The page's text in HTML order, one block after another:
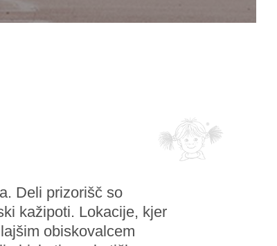
Deli prizorišč so
kažipoti. Lokacije, kjer
obiskovalcem